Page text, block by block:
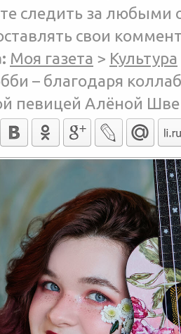
следить за любыми
свои
Моя газета > Культура
– благодаря
певицей Алёной